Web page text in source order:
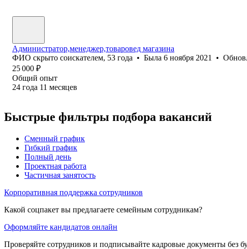
Администратор,менеджер,товаровед магазина
ФИО скрыто соискателем, 53 года • Была 6 ноября 2021 •
25 000 ₽
Общий опыт
24 года 11 месяцев
Быстрые фильтры подбора вакансий
Сменный график
Гибкий график
Полный день
Проектная работа
Частичная занятость
Корпоративная поддержка сотрудников
Какой соцпакет вы предлагаете семейным сотрудникам?
Оформляйте кандидатов онлайн
Проверяйте сотрудников и подписывайте кадровые документы без